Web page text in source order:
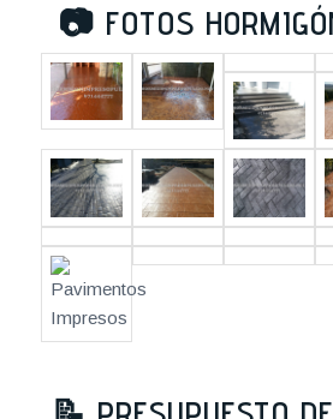
📷 FOTOS